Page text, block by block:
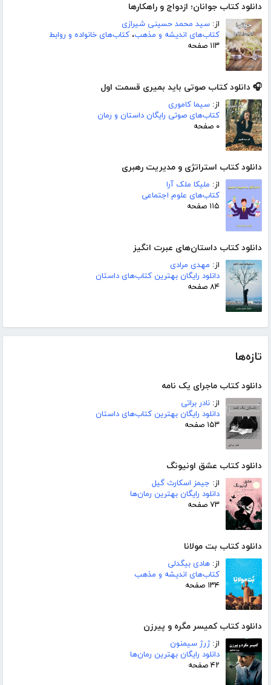
دانلود کتاب جوانان؛ ازدواج و راهکارها
از: سید محمد حسینی شیرازی
کتاب‌های اندیشه و مذهب، کتاب‌های خانواده و روابط
۱۱۳ صفحه
🎧 دانلود کتاب صوتی باید بمیری قسمت اول
از: سیما کاموری
کتاب‌های صوتی رایگان داستان و رمان
۰ صفحه
دانلود کتاب استراتژی و مدیریت رهبری
از: ملیکا ملک آرا
کتاب‌های علوم اجتماعی
۱۱۵ صفحه
دانلود کتاب داستان‌های عبرت انگیز
از: مهدی مرادی
دانلود رایگان بهترین کتاب‌های داستان
۸۴ صفحه
تازه‌ها
دانلود کتاب ماجرای یک نامه
از: نادر براتی
دانلود رایگان بهترین کتاب‌های داستان
۱۵۳ صفحه
دانلود کتاب عشق اونیونگ
از: جیمز اسکارث گیل
دانلود رایگان بهترین رمان‌ها
۷۳ صفحه
دانلود کتاب بت مولانا
از: هادی بیگدلی
کتاب‌های اندیشه و مذهب
۱۳۴ صفحه
دانلود کتاب کمیسر مگره و پیرزن
از:ژرژ سیمنون
دانلود رایگان بهترین رمان‌ها
۴۲ صفحه